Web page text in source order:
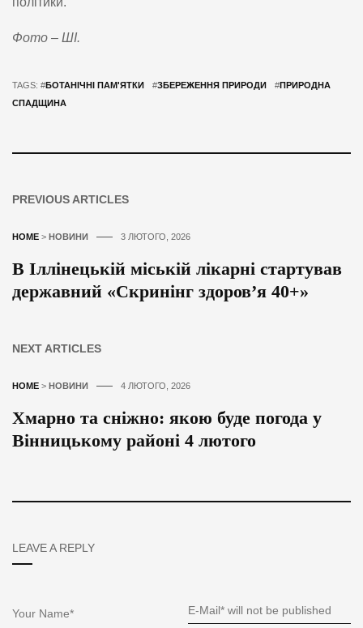
Фото – ШІ.
TAGS: #БОТАНІЧНІ ПАМ'ЯТКИ #ЗБЕРЕЖЕННЯ ПРИРОДИ #ПРИРОДНА
СПАДЩИНА
PREVIOUS ARTICLES
HOME > НОВИНИ 3 ЛЮТОГО, 2026
В Іллінецькій міській лікарні стартував
державний «Скринінг здоров’я 40+»
NEXT ARTICLES
HOME > НОВИНИ 4 ЛЮТОГО, 2026
Хмарно та сніжно: якою буде погода у
Вінницькому районі 4 лютого
LEAVE A REPLY